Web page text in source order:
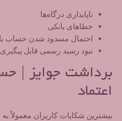
ناپایداری درگاه‌ها
خطاهای بانکی
احتمال مسدود شدن حساب
نبود رسید رسمی قابل پیگیری
برداشت جوایز |
اعتماد
بیشترین شکایات کاربران معمولاً